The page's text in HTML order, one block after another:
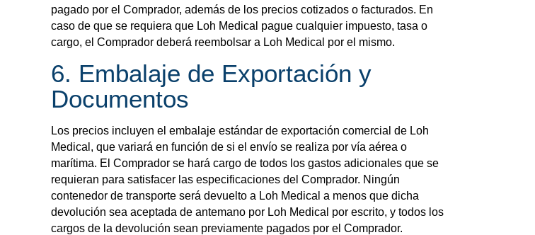
pagado por el Comprador, además de los precios cotizados o facturados. En
caso de que se requiera que Loh Medical pague cualquier impuesto, tasa o
cargo, el Comprador deberá reembolsar a Loh Medical por el mismo.
6. Embalaje de Exportación y
Documentos
Los precios incluyen el embalaje estándar de exportación comercial de Loh
Medical, que variará en función de si el envío se realiza por vía aérea o
marítima. El Comprador se hará cargo de todos los gastos adicionales que se
requieran para satisfacer las especificaciones del Comprador. Ningún
contenedor de transporte será devuelto a Loh Medical a menos que dicha
devolución sea aceptada de antemano por Loh Medical por escrito, y todos los
cargos de la devolución sean previamente pagados por el Comprador.